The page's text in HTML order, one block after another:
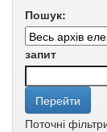
Пошук:
запит
Поточні